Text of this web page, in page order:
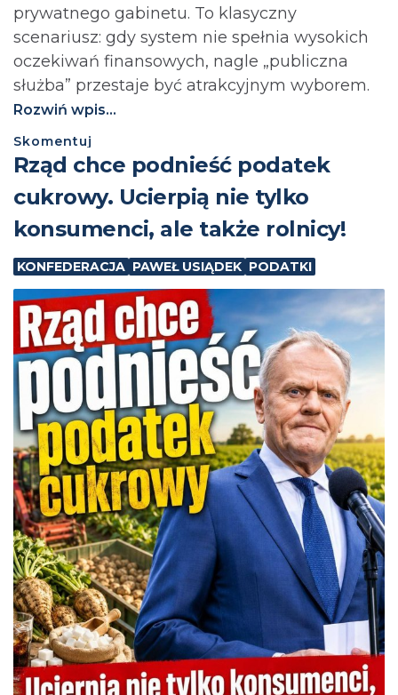
prywatnego gabinetu. To klasyczny
scenariusz: gdy system nie spełnia wysokich
oczekiwań finansowych, nagle „publiczna
służba” przestaje być atrakcyjnym wyborem.
Rozwiń wpis...
Skomentuj
⁨Rząd chce podnieść podatek
cukrowy. Ucierpią nie tylko
konsumenci, ale także rolnicy!
KONFEDERACJA PAWEŁ USIĄDEK PODATKI